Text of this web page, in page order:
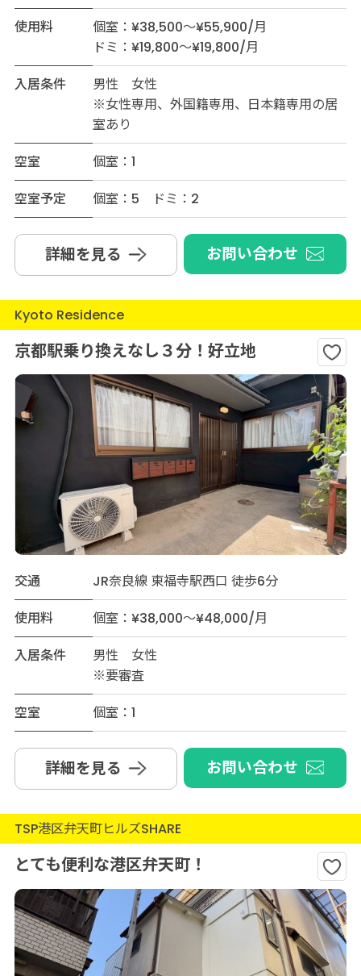
使用料
個室：¥38,500～¥55,900/月
ドミ：¥19,800～¥19,800/月
入居条件
男性 女性
※女性専用、外国籍専用、日本籍専用の居
室あり
空室
個室：1
空室予定
個室：5 ドミ：2
詳細を見る お問い合わせ
Kyoto Residence
京都駅乗り換えなし３分！好立地
交通
JR奈良線 東福寺駅西口 徒歩6分
使用料
個室：¥38,000～¥48,000/月
入居条件
男性 女性
※要審査
空室
個室：1
詳細を見る お問い合わせ
TSP港区弁天町ヒルズSHARE
とても便利な港区弁天町！